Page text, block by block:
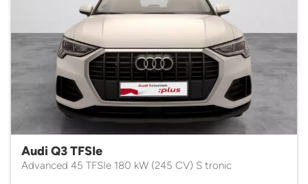
Audi Q3 TFSIe
Advanced 45 TFSIe 180 kW (245 CV) S tronic